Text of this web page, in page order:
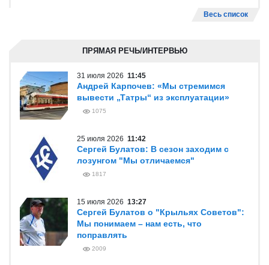
Весь список
ПРЯМАЯ РЕЧЬ/ИНТЕРВЬЮ
31 июля 2026 11:45
Андрей Карпочев: «Мы стремимся
вывести „Татры“ из эксплуатации»
1075
25 июля 2026 11:42
Сергей Булатов: В сезон заходим с
лозунгом "Мы отличаемся"
1817
15 июля 2026 13:27
Сергей Булатов о "Крыльях Советов":
Мы понимаем – нам есть, что
поправлять
2009